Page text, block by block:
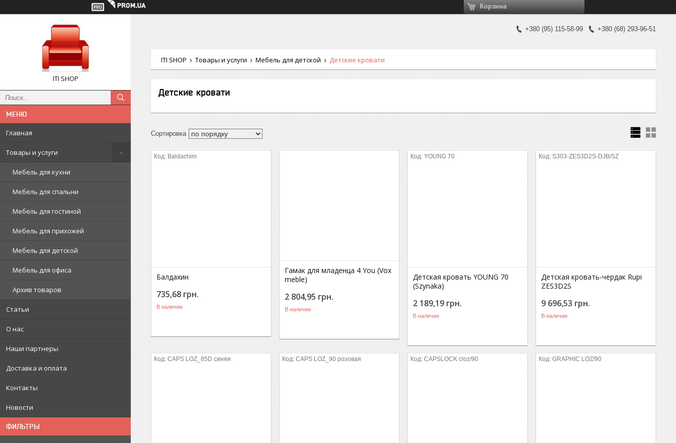
Корзина
ITI SHOP
Главная
Товары и услуги
Мебель для кухни
Мебель для спальни
Мебель для гостиной
Мебель для прихожей
Мебель для детской
Мебель для офиса
Архив товаров
Статьи
О нас
Наши партнеры
Доставка и оплата
Контакты
Новости
ФИЛЬТРЫ
+380 95 115-58-99 +380 68 293-96-51
ITI SHOP Товары и услуги Мебель для детской Детские кровати
Детские кровати
Baldachim
Балдахин
735,68 грн.
В наличии
Гамак для младенца 4 You (Vox
meble)
2 804,95 грн.
В наличии
YOUNG 70
Детская кровать YOUNG 70
(Szynaka)
2 189,19 грн.
В наличии
S303-ZES3D2S-DJB/SZ
Детская кровать-чердак Rupi
ZES3D2S
9 696,53 грн.
В наличии
CAPS LOZ_85D синяя CAPS LOZ_90 розовая CAPSLOCK cloz/90 GRAPHIC LOZ/90